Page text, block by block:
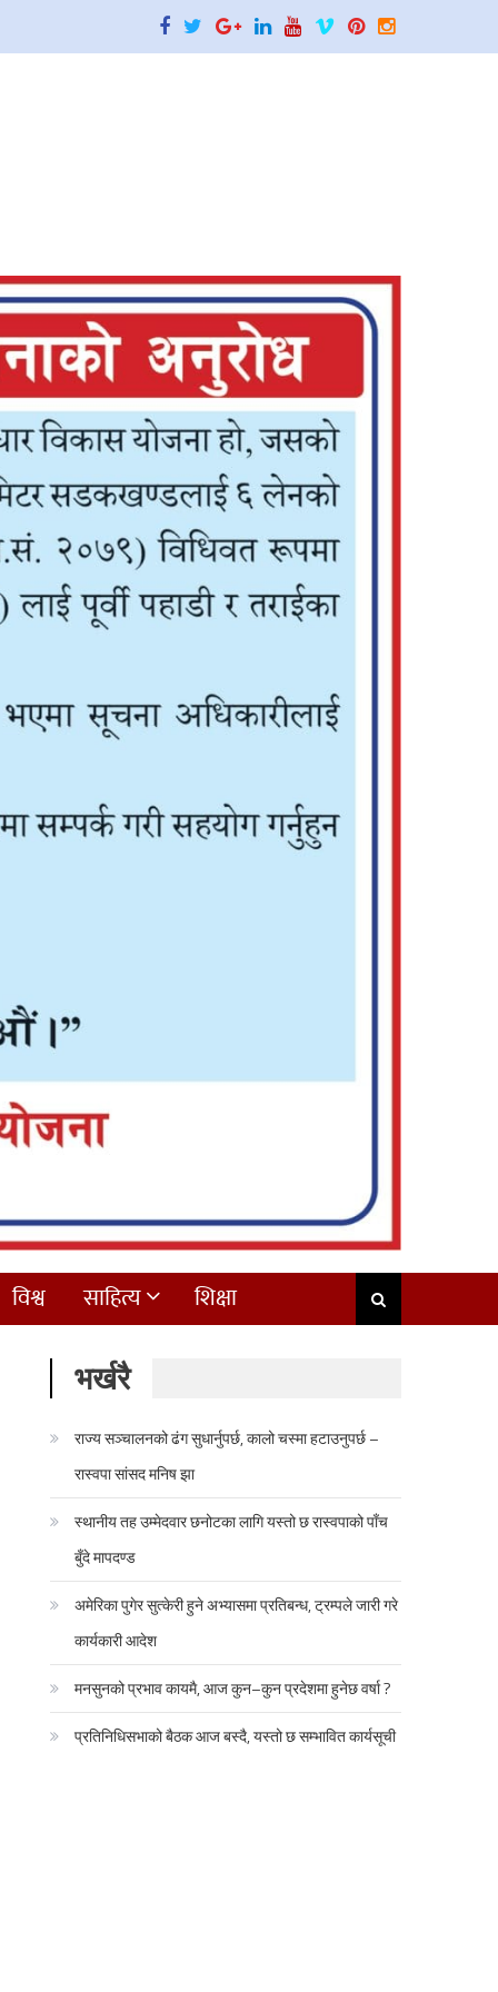
विश्व साहित्य शिक्षा
भर्खरै
राज्य सञ्चालनको ढंग सुधार्नुपर्छ, कालो चस्मा हटाउनुपर्छ –
रास्वपा सांसद मनिष झा
स्थानीय तह उम्मेदवार छनोटका लागि यस्तो छ रास्वपाको पाँच
बुँदे मापदण्ड
अमेरिका पुगेर सुत्केरी हुने अभ्यासमा प्रतिबन्ध, ट्रम्पले जारी गरे
कार्यकारी आदेश
मनसुनको प्रभाव कायमै, आज कुन–कुन प्रदेशमा हुनेछ वर्षा ?
प्रतिनिधिसभाको बैठक आज बस्दै, यस्तो छ सम्भावित कार्यसूची